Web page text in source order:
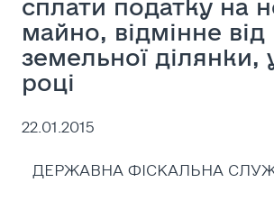
сплати податку на
майно, відмінне від
земельної ділянки,
році
22.01.2015
ДЕРЖАВНА ФІСКАЛЬНА